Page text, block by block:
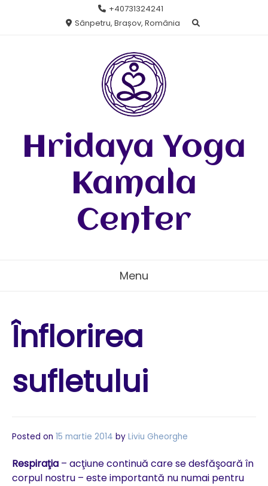
+40731324241
Sânpetru, Brașov, România
Hridaya Yoga
Kamala
Center
Menu
Înflorirea
sufletului
Posted on 15 martie 2014 by Liviu Gheorghe
Respiraţia – acţiune continuă care se desfăşoară în
corpul nostru – este importantă nu numai pentru